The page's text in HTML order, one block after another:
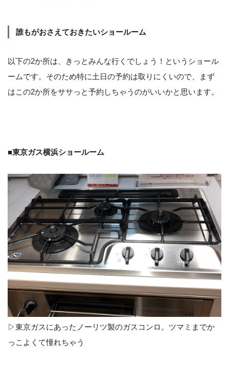
誰もがおさえておきたいショールーム
以下の2か所は、きっとみんな行くでしょう！というショール
ームです。そのため特に土日の予約は取りにくいので、まず
はこの2か所をササっと予約しちゃうのがいいかと思います。
■東京ガス横浜ショールーム
▷東京ガスにあったノーリツ製のガスコンロ。ツマミまでか
っこよくて憧れちゃう